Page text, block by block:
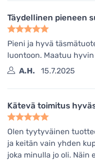
Täydellinen pieneen
Pieni ja hyvä
luontoon. Maatuu
A.H.
15.7.2025
Kätevä toimitus
Olen tyytyväinen
ja keitän vain yhden
joka minulla jo oli. Näin